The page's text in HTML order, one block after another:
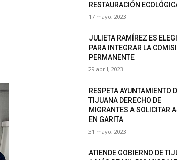
RESTAURACIÓN
17 mayo, 2023
JULIETA RAMÍREZ ES
PARA INTEGRAR LA
PERMANENTE
29 abril, 2023
RESPETA AYUNTAMIENTO
TIJUANA DERECHO DE
MIGRANTES A SOLICITAR
EN GARITA
31 mayo, 2023
ATIENDE GOBIERNO DE